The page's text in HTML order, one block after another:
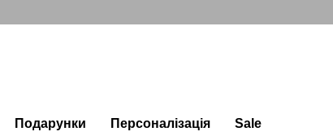
Подарунки Персоналізація Sale